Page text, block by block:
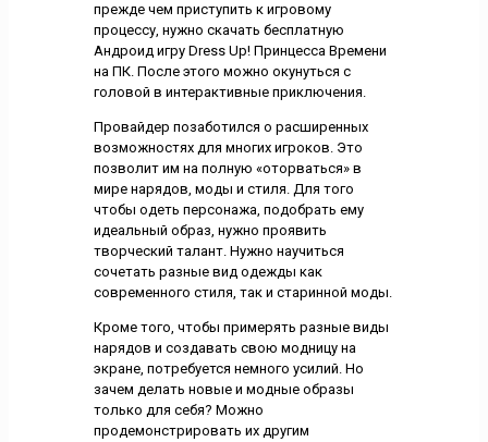
прежде чем приступить к игровому
процессу, нужно скачать бесплатную
Андроид игру Dress Up! Принцесса Времени
на ПК. После этого можно окунуться с
головой в интерактивные приключения.
Провайдер позаботился о расширенных
возможностях для многих игроков. Это
позволит им на полную «оторваться» в
мире нарядов, моды и стиля. Для того
чтобы одеть персонажа, подобрать ему
идеальный образ, нужно проявить
творческий талант. Нужно научиться
сочетать разные вид одежды как
современного стиля, так и старинной моды.
Кроме того, чтобы примерять разные виды
нарядов и создавать свою модницу на
экране, потребуется немного усилий. Но
зачем делать новые и модные образы
только для себя? Можно
продемонстрировать их другим